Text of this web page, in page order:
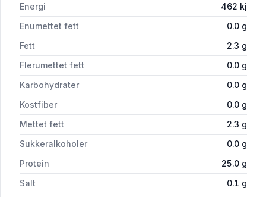
Energi
462 kj
Enumettet fett
0.0 g
Fett
2.3 g
Flerumettet fett
0.0 g
Karbohydrater
0.0 g
Kostfiber
0.0 g
Mettet fett
2.3 g
Sukkeralkoholer
0.0 g
Protein
25.0 g
Salt
0.1 g